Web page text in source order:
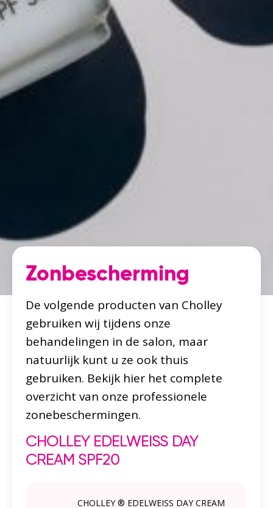
Zonbescherming
De volgende producten van Cholley
gebruiken wij tijdens onze
behandelingen in de salon, maar
natuurlijk kunt u ze ook thuis
gebruiken. Bekijk hier het complete
overzicht van onze professionele
zonebeschermingen.
CHOLLEY EDELWEISS DAY
CREAM SPF20
CHOLLEY ® EDELWEISS DAY CREAM